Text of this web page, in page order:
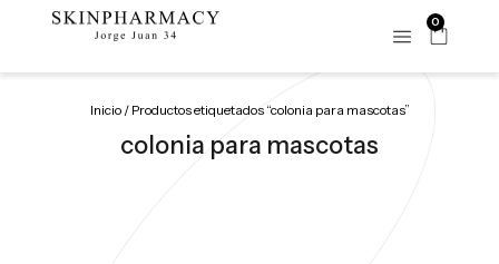
0
Inicio/ Productos etiquetados “colonia para mascotas”
colonia para mascotas